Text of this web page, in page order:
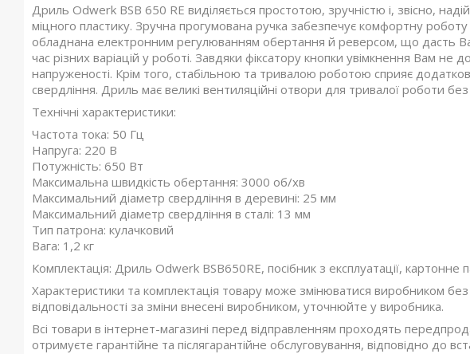
Дриль Odwerk BSB 650 RE виділяється простотою, зручністю і, звісно,
міцного пластику. Зручна прогумована ручка забезпечує комфортну
обладнана електронним регулюванням обертання й реверсом, що дасть
час різних варіацій у роботі. Завдяки фіксатору кнопки увімкнення Вам не
напруженості. Крім того, стабільною та тривалою роботою сприяє
свердління. Дриль має великі вентиляційні отвори для тривалої роботи без
Технічні характеристики:
Частота тока: 50 Гц
Напруга: 220 В
Потужність: 650 Вт
Максимальна швидкість обертання: 3000 об/хв
Максимальний діаметр свердління в деревині: 25 мм
Максимальний діаметр свердління в сталі: 13 мм
Тип патрона: кулачковий
Вага: 1,2 кг
Комплектація: Дриль Odwerk BSB650RE, посібник з експлуатації, картонне
Характеристики та комплектація товару може змінюватися виробником
відповідальності за зміни внесені виробником, уточнюйте у виробника.
Всі товари в інтернет-магазині перед відправленням проходять
отримуєте гарантійне та післягарантійне обслуговування, відповідно до